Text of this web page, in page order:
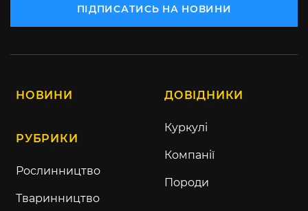
ПІДПИСАТИСЬ НА НОВИНИ
НОВИНИ
РУБРИКИ
Рослинництво
Тваринництво
ДОВІДНИКИ
Куркулі
Компанії
Породи